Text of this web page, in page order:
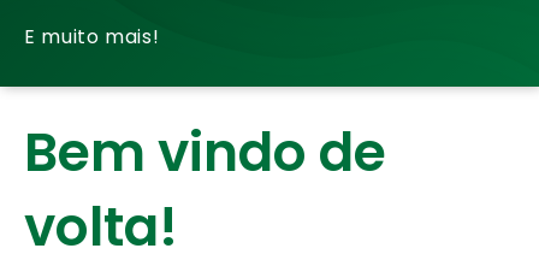
E muito mais!
Bem vindo de
volta!